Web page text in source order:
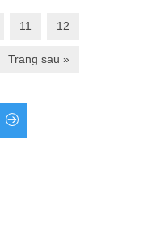
11 12
Trang sau »